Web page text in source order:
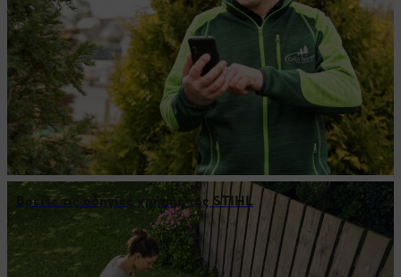
Βρείτε τις οδηγίες χρήσης της STIHL